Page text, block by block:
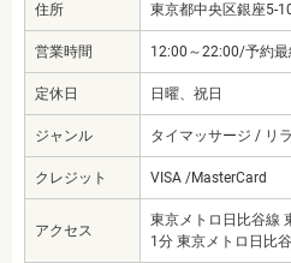
住所 東京都中央区銀座5-
営業時間 12:00～22:00/予約
定休日 日曜、祝日
ジャンル タイマッサージ / リ
クレジット VISA /MasterCard
アクセス
東京メトロ日比谷線
1分 東京メトロ日比